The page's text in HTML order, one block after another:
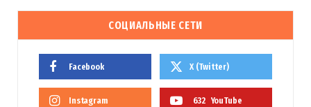
СОЦИАЛЬНЫЕ СЕТИ
Facebook X (Twitter)
Instagram 632 YouTube